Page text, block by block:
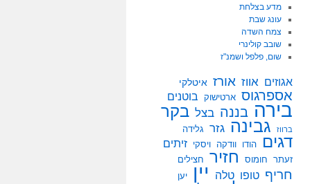
מדע בצלחת
עונג שבת
צמח השדה
שובב קולינרי
שום, פלפל ושמנ"ז
אגוזים אווז אורז איטלקי
אספרגוס ארטישוק בוטנים
בירה בננה בצל בקר
ברווז גבינה גזר גלידה
דגים הודו וודקה ויסקי זיתים
זעתר חומוס חזיר חצילים
חריף טופו טלה יין יען